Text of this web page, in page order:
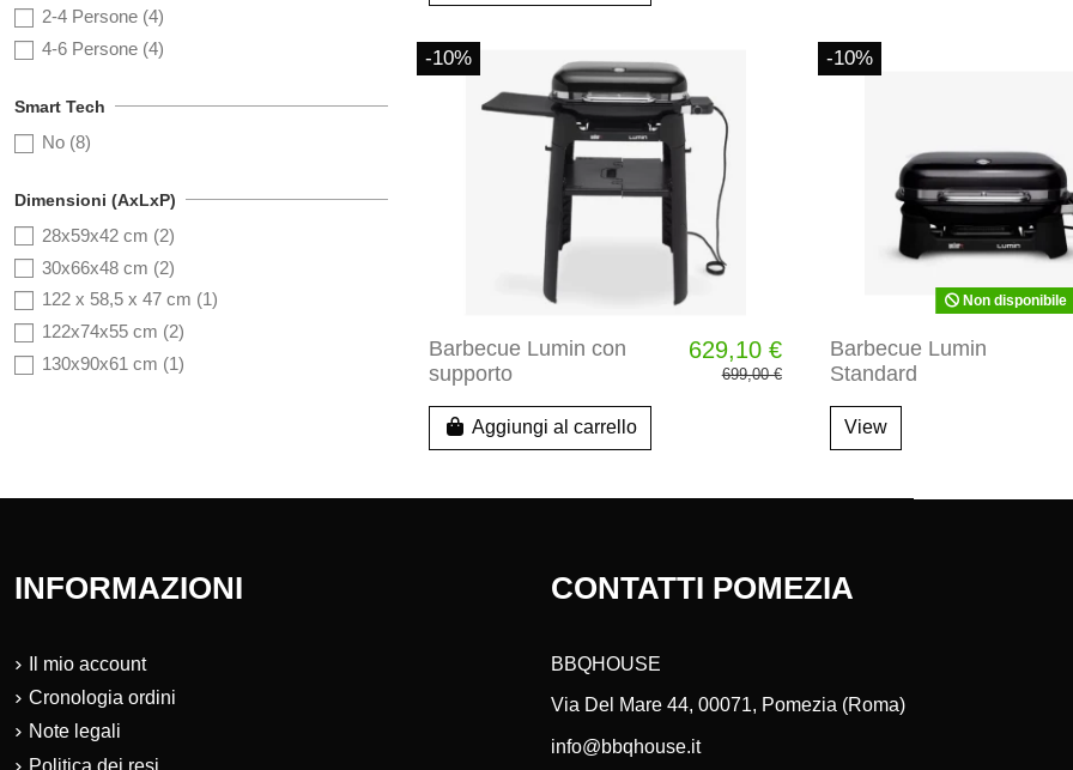
-10%
Barbecue Lumin con
supporto
629,10 €
699,00 €
Aggiungi al carrello
-10%
Non disponibile
Barbecue Lumin
Standard
View
2-4 Persone (4)
4-6 Persone (4)
Smart Tech
No (8)
Dimensioni (AxLxP)
28x59x42 cm (2)
30x66x48 cm (2)
122 x 58,5 x 47 cm (1)
122x74x55 cm (2)
130x90x61 cm (1)
INFORMAZIONI
Il mio account
Cronologia ordini
Note legali
Politica dei resi
CONTATTI POMEZIA
BBQHOUSE
Via Del Mare 44, 00071, Pomezia (Roma)
info@bbqhouse.it